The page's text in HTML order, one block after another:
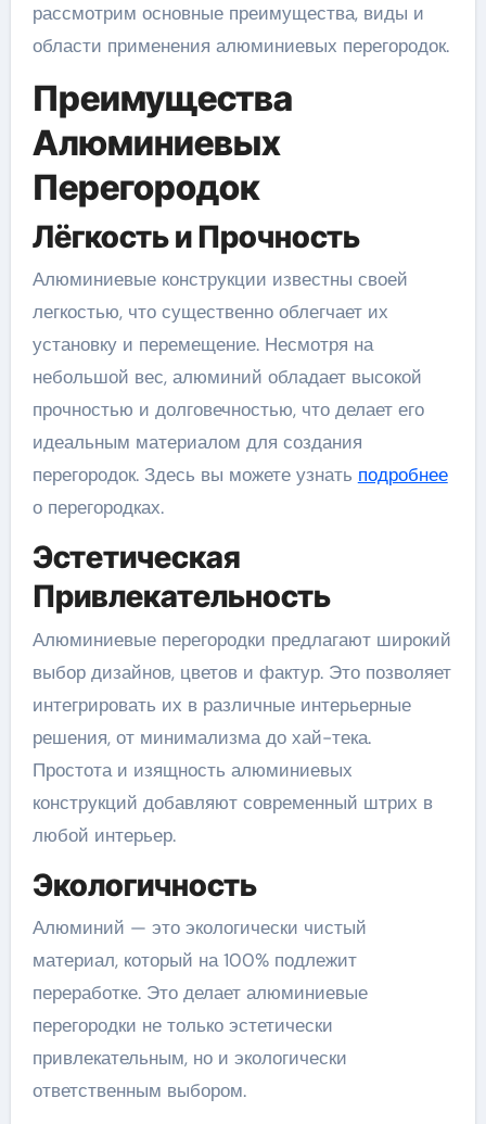
рассмотрим основные преимущества, виды и
области применения алюминиевых перегородок.
Преимущества
Алюминиевых
Перегородок
Лёгкость и Прочность
Алюминиевые конструкции известны своей
легкостью, что существенно облегчает их
установку и перемещение. Несмотря на
небольшой вес, алюминий обладает высокой
прочностью и долговечностью, что делает его
идеальным материалом для создания
перегородок. Здесь вы можете узнать подробнее
о перегородках.
Эстетическая
Привлекательность
Алюминиевые перегородки предлагают широкий
выбор дизайнов, цветов и фактур. Это позволяет
интегрировать их в различные интерьерные
решения, от минимализма до хай-тека.
Простота и изящность алюминиевых
конструкций добавляют современный штрих в
любой интерьер.
Экологичность
Алюминий — это экологически чистый
материал, который на 100% подлежит
переработке. Это делает алюминиевые
перегородки не только эстетически
привлекательным, но и экологически
ответственным выбором.